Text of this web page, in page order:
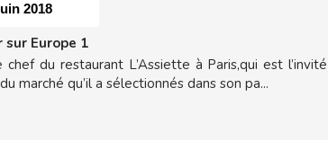
2018
Europe 1
du restaurant L’Assiette à Paris,qui est l’invité
marché qu’il a sélectionnés dans son pa...